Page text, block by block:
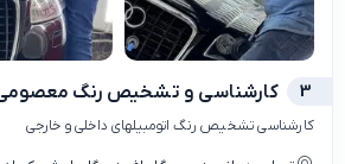
3 کارشناسی و تشخیص رنگ
کارشناسی تشخیص رنگ اتومبیلهای داخلی و خارجی